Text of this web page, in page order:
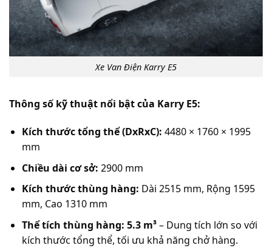
Xe Van Điện Karry E5
Thông số kỹ thuật nổi bật của Karry E5:
Kích thước tổng thể (DxRxC): 4480 × 1760 × 1995
mm
Chiều dài cơ sở: 2900 mm
Kích thước thùng hàng: Dài 2515 mm, Rộng 1595
mm, Cao 1310 mm
Thể tích thùng hàng: 5.3 m³– Dung tích lớn so với
kích thước tổng thể, tối ưu khả năng chở hàng.